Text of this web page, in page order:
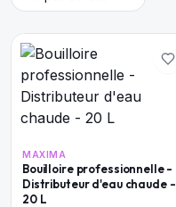
MAXIMA
Bouilloire professionnelle -
Distributeur d'eau chaude -
20 L